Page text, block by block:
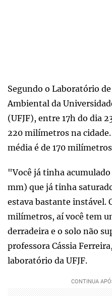
Segundo o Laboratório
Ambiental da
(UFJF), entre 17h do dia
220 milímetros na
média é de 170
"Você já tinha
mm) que já tinha
estava bastante instável.
milímetros, aí você tem
derradeira e o solo não
professora Cássia
laboratório da UFJF.